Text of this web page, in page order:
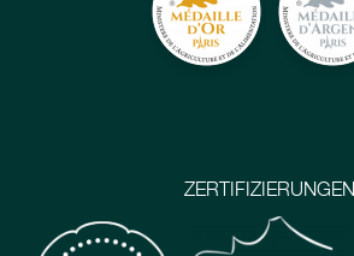
ZERTIFIZIERUNGEN